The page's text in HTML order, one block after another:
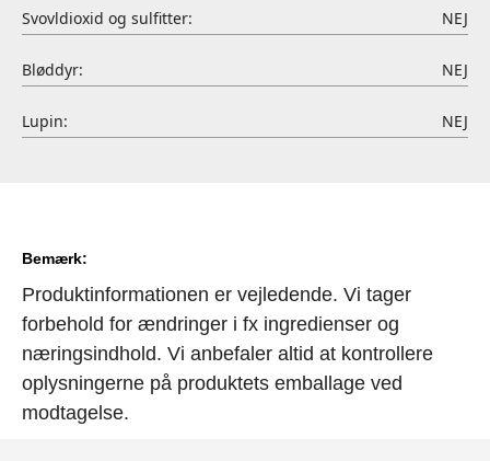
Svovldioxid og sulfitter: NEJ
Bløddyr: NEJ
Lupin: NEJ
Bemærk:
Produktinformationen er vejledende. Vi tager
forbehold for ændringer i fx ingredienser og
næringsindhold. Vi anbefaler altid at kontrollere
oplysningerne på produktets emballage ved
modtagelse.